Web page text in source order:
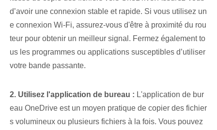
d’avoir une connexion stable et rapide. Si vous utilisez un
e connexion Wi-Fi, assurez-vous d'être à proximité du rou
teur pour obtenir un meilleur signal. Fermez également to
us les programmes ou applications susceptibles d’utiliser
votre bande passante.
2. Utilisez l'application de bureau : L'application de bur
eau OneDrive⁤ est un moyen pratique de copier des fichier
s volumineux ou plusieurs fichiers à la fois. Vous pouvez